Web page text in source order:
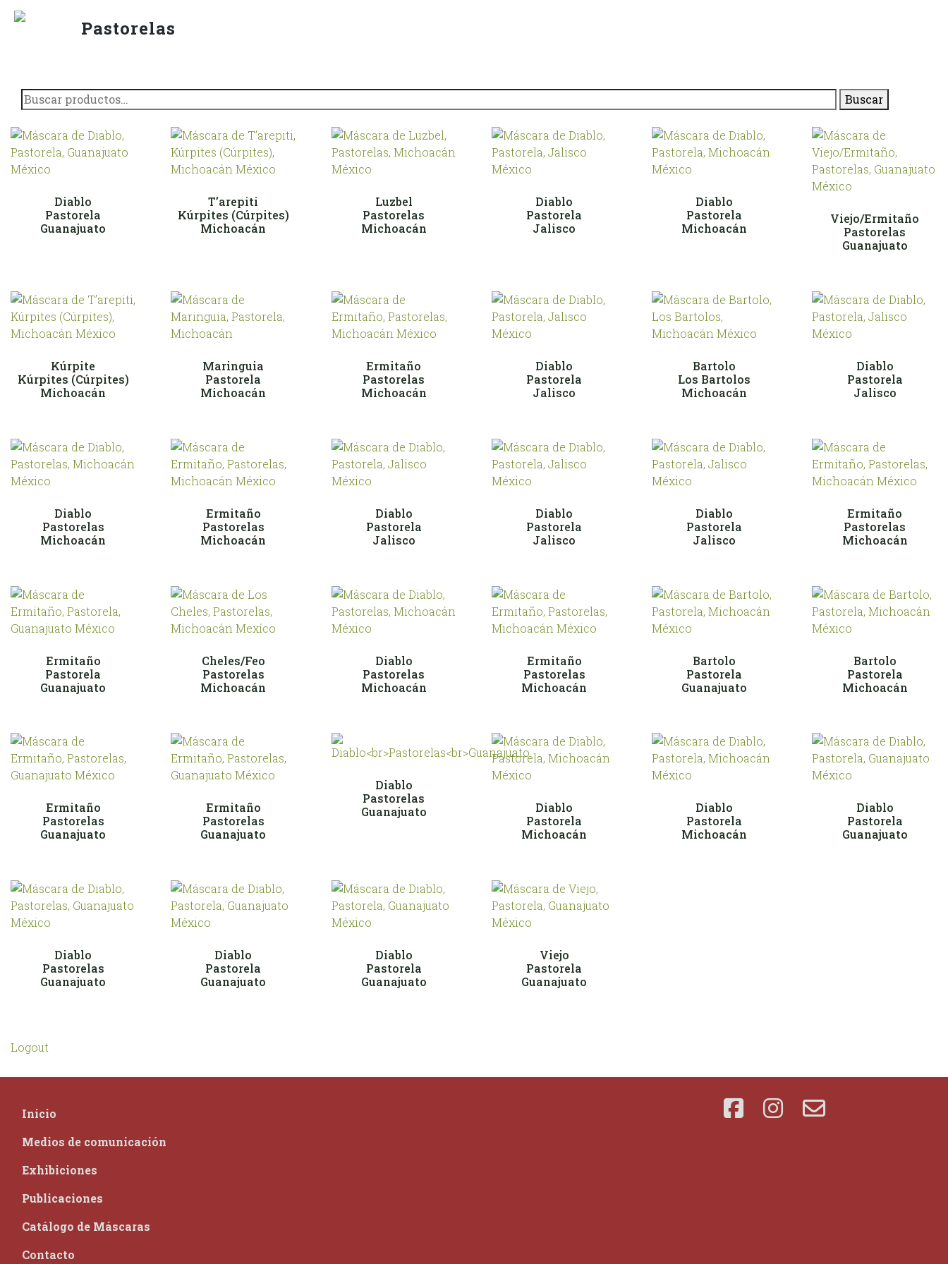
Saltar
Buscar
por:
Buscar
Pastorelas
Diablo
Pastorela
Guanajuato
T’arepiti
Kúrpites (Cúrpites)
Michoacán
Luzbel
Pastorelas
Michoacán
Diablo
Pastorela
Jalisco
Diablo
Pastorela
Michoacán
Viejo/Ermitaño
Pastorelas
Guanajuato
Kúrpite
Kúrpites (Cúrpites)
Michoacán
Maringuia
Pastorela
Michoacán
Ermitaño
Pastorelas
Michoacán
Diablo
Pastorela
Jalisco
Bartolo
Los Bartolos
Michoacán
Diablo
Pastorela
Jalisco
Diablo
Pastorelas
Michoacán
Ermitaño
Pastorelas
Michoacán
Diablo
Pastorela
Jalisco
Diablo
Pastorela
Jalisco
Diablo
Pastorela
Jalisco
Ermitaño
Pastorelas
Michoacán
Ermitaño
Pastorela
Guanajuato
Cheles/Feo
Pastorelas
Michoacán
Diablo
Pastorelas
Michoacán
Ermitaño
Pastorelas
Michoacán
Bartolo
Pastorela
Guanajuato
Bartolo
Pastorela
Michoacán
Ermitaño
Pastorelas
Guanajuato
Ermitaño
Pastorelas
Guanajuato
Diablo
Pastorelas
Guanajuato
Diablo
Pastorela
Michoacán
Diablo
Pastorela
Michoacán
Diablo
Pastorela
Guanajuato
Diablo
Pastorelas
Guanajuato
Diablo
Pastorela
Guanajuato
Diablo
Pastorela
Guanajuato
Viejo
Pastorela
Guanajuato
Logout
Inicio
Medios de comunicación
Exhibiciones
Publicaciones
Catálogo de Máscaras
Contacto